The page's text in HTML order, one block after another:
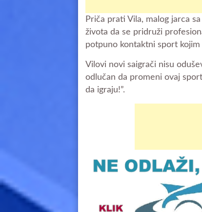
Priča prati Vila, malog jarca
života da se pridruži
potpuno kontaktni sport
Vilovi novi saigrači nisu
odlučan da promeni ovaj
da igraju!”.